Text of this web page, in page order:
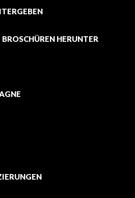
BROSCHÜREN HERUNTER